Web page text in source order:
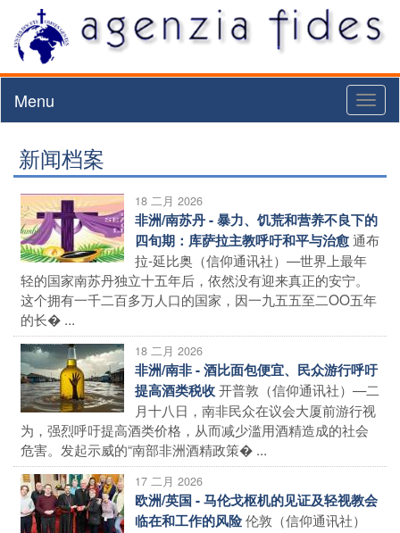
Menu
新闻档案
18 二月 2026
非洲/南苏丹 - 暴力、饥荒和营养不良下的
四旬期：库萨拉主教呼吁和平与治愈通布
拉-延比奥（信仰通讯社）—世界上最年
轻的国家南苏丹独立十五年后，依然没有迎来真正的安宁。
这个拥有一千二百多万人口的国家，因一九五五至二OO五年
的长� ...
18 二月 2026
非洲/南非 - 酒比面包便宜、民众游行呼吁
提高酒类税收开普敦（信仰通讯社）—二
月十八日，南非民众在议会大厦前游行视
为，强烈呼吁提高酒类价格，从而减少滥用酒精造成的社会
危害。发起示威的“南部非洲酒精政策� ...
17 二月 2026
欧洲/英国 - 马伦戈枢机的见证及轻视教会
临在和工作的风险伦敦（信仰通讯社）